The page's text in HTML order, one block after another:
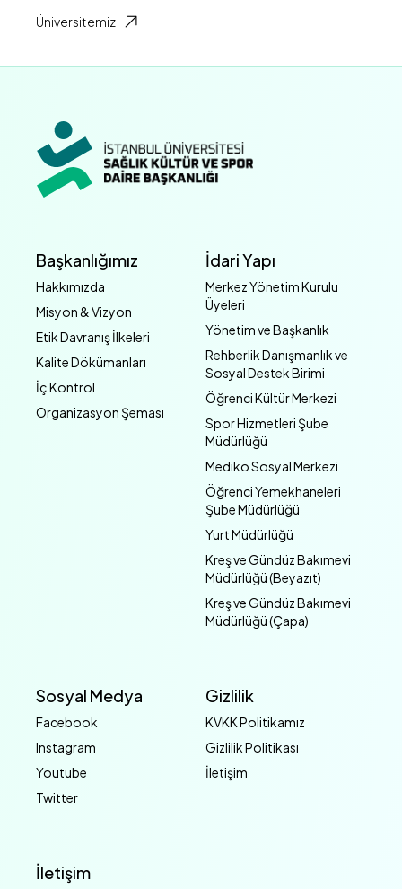
Üniversitemiz
Başkanlığımız
Hakkımızda
Misyon & Vizyon
Etik Davranış İlkeleri
Kalite Dökümanları
İç Kontrol
Organizasyon Şeması
İdari Yapı
Merkez Yönetim Kurulu
Üyeleri
Yönetim ve Başkanlık
Rehberlik Danışmanlık ve
Sosyal Destek Birimi
Öğrenci Kültür Merkezi
Spor Hizmetleri Şube
Müdürlüğü
Mediko Sosyal Merkezi
Öğrenci Yemekhaneleri
Şube Müdürlüğü
Yurt Müdürlüğü
Kreş ve Gündüz Bakımevi
Müdürlüğü (Beyazıt)
Kreş ve Gündüz Bakımevi
Müdürlüğü (Çapa)
Sosyal Medya
Facebook
Instagram
Youtube
Twitter
Gizlilik
KVKK Politikamız
Gizlilik Politikası
İletişim
İletişim